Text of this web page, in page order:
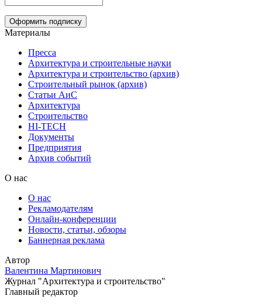
Материалы
Пресса
Архитектура и строительные науки
Архитектура и строительство (архив)
Строительный рынок (архив)
Статьи АиС
Архитектура
Строительство
HI-TECH
Документы
Предприятия
Архив событий
О нас
О нас
Рекламодателям
Онлайн-конференции
Новости, статьи, обзоры
Баннерная реклама
Автор
Валентина Мартинович
Журнал "Архитектура и строительство"
Главный редактор